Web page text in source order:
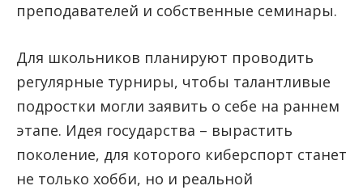
преподавателей и собственные семинары.
Для школьников планируют проводить
регулярные турниры, чтобы талантливые
подростки могли заявить о себе на раннем
этапе. Идея государства – вырастить
поколение, для которого киберспорт станет
не только хобби, но и реальной